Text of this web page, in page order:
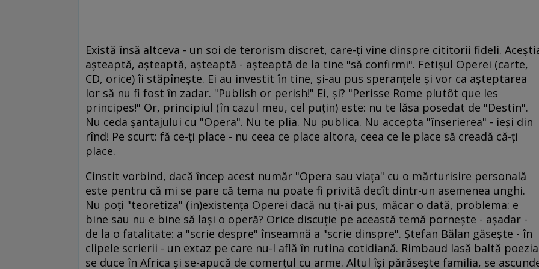
Există însă altceva - un soi de terorism discret, care-ţi vine dinspre cititorii fideli.
aşteaptă, aşteaptă, aşteaptă - aşteaptă de la tine "să confirmi". Fetişul Operei (carte,
CD, orice) îi stăpîneşte. Ei au investit în tine, şi-au pus speranţele şi vor ca aşteptarea
lor să nu fi fost în zadar. "Publish or perish!" Ei, şi? "Perisse Rome plutôt que les
principes!" Or, principiul (în cazul meu, cel puţin) este: nu te lăsa posedat de "Destin".
Nu ceda şantajului cu "Opera". Nu te plia. Nu publica. Nu accepta "înserierea" - ieşi din
rînd! Pe scurt: fă ce-ţi place - nu ceea ce place altora, ceea ce le place să creadă că-ţi
place.
Cinstit vorbind, dacă încep acest număr "Opera sau viaţa" cu o mărturisire personală
este pentru că mi se pare că tema nu poate fi privită decît dintr-un asemenea unghi.
Nu poţi "teoretiza" (in)existenţa Operei dacă nu ţi-ai pus, măcar o dată, problema: e
bine sau nu e bine să laşi o operă? Orice discuţie pe această temă porneşte - aşadar -
de la o fatalitate: a "scrie despre" înseamnă a "scrie dinspre". Ştefan Bălan găseşte - în
clipele scrierii - un extaz pe care nu-l află în rutina cotidiană. Rimbaud lasă baltă
se duce în Africa şi se-apucă de comerţul cu arme. Altul îşi părăseşte familia, se